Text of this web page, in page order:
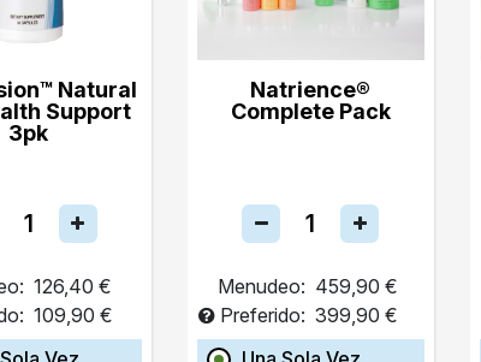
Natural
Support
3pk
126,40 €
109,90 €
Natrience®
Complete Pack
Menudeo: 459,90 €
Preferido: 399,90 €